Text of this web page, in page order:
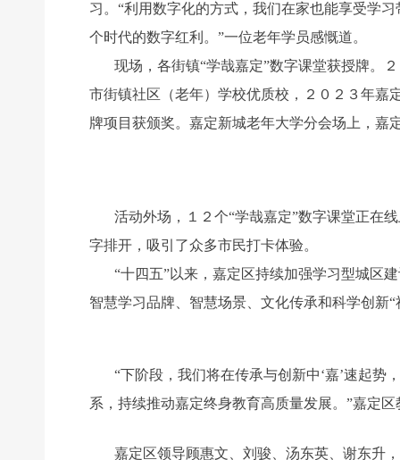
习。“利用数字化的方式，我们在家也能享受学
个时代的数字红利。”一位老年学员感慨道。
现场，各街镇“学哉嘉定”数字课堂获授牌。
市街镇社区（老年）学校优质校，２０２３年嘉
牌项目获颁奖。嘉定新城老年大学分会场上，嘉
活动外场，１２个“学哉嘉定”数字课堂正在
字排开，吸引了众多市民打卡体验。
“十四五”以来，嘉定区持续加强学习型城区
智慧学习品牌、智慧场景、文化传承和科学创新
“下阶段，我们将在传承与创新中‘嘉’速起
系，持续推动嘉定终身教育高质量发展。”嘉定
嘉定区领导顾惠文、刘骏、汤东英、谢东升